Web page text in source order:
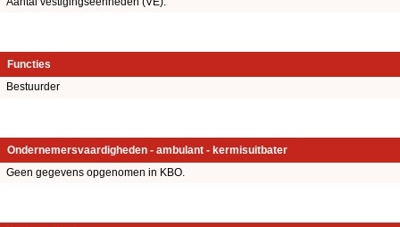
Functies
Bestuurder
Ondernemersvaardigheden - ambulant - kermisuitbater
Geen gegevens opgenomen in KBO.